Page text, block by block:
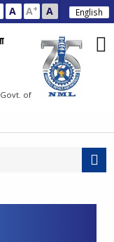
A A+ A English
of